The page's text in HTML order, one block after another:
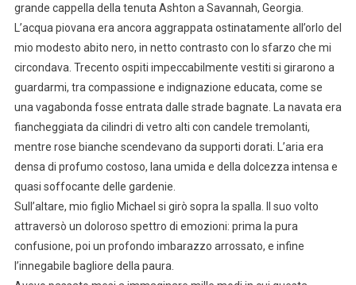
grande cappella della tenuta Ashton a Savannah, Georgia.
L’acqua piovana era ancora aggrappata ostinatamente all’orlo del
mio modesto abito nero, in netto contrasto con lo sfarzo che mi
circondava. Trecento ospiti impeccabilmente vestiti si girarono a
guardarmi, tra compassione e indignazione educata, come se
una vagabonda fosse entrata dalle strade bagnate. La navata era
fiancheggiata da cilindri di vetro alti con candele tremolanti,
mentre rose bianche scendevano da supporti dorati. L’aria era
densa di profumo costoso, lana umida e della dolcezza intensa e
quasi soffocante delle gardenie.
Sull’altare, mio figlio Michael si girò sopra la spalla. Il suo volto
attraversò un doloroso spettro di emozioni: prima la pura
confusione, poi un profondo imbarazzo arrossato, e infine
l’innegabile bagliore della paura.